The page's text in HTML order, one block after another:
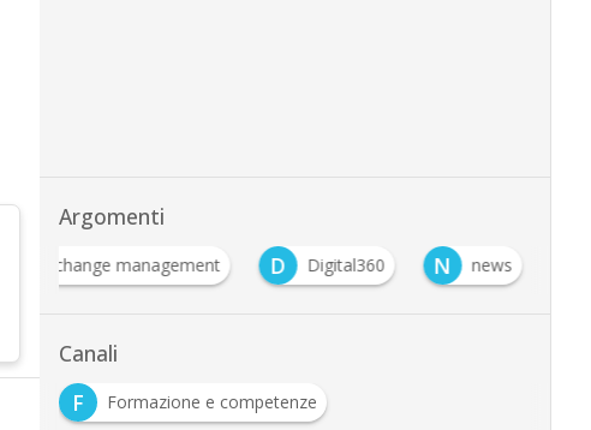
Argomenti
change management D Digital360 N news
Canali
F
Formazione e competenze